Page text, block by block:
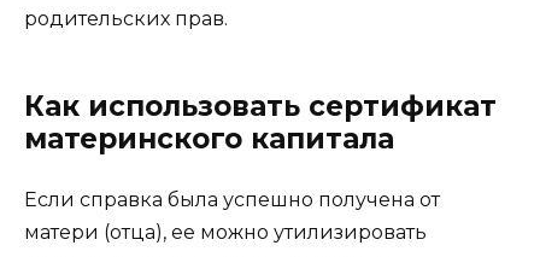
родительских прав.
Как использовать сертификат
материнского капитала
Если справка была успешно получена от
матери (отца), ее можно утилизировать